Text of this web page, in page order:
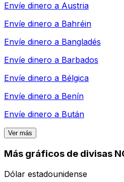
Envíe dinero a Austria
Envíe dinero a Bahréin
Envíe dinero a Bangladés
Envíe dinero a Barbados
Envíe dinero a Bélgica
Envíe dinero a Benín
Envíe dinero a Bután
Ver más
Más gráficos de divisas
Dólar estadounidense